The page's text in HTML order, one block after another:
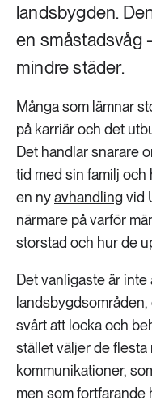
landsbygden.
en småstadsvåg
mindre städer.
Många som lämnar
på karriär och det
Det handlar snarare
tid med sin familj och
en nyavhandling vid
närmare på varför
storstad och hur de
Det vanligaste är
svårt att locka och
stället väljer de
kommunikationer,
men som fortfarande